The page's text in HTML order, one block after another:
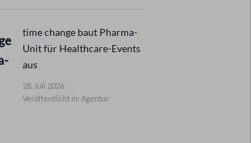
time change baut Pharma-
Unit für Healthcare-Events
aus
28. Juli 2026
Veröffentlicht in: Agentur